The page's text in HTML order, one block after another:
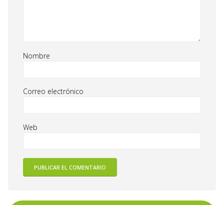
Nombre
Correo electrónico
Web